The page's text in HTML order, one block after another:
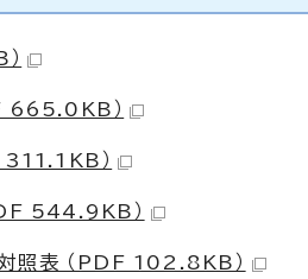
665.0KB）
311.1KB）
544.9KB）
対照表 （PDF 102.8KB）